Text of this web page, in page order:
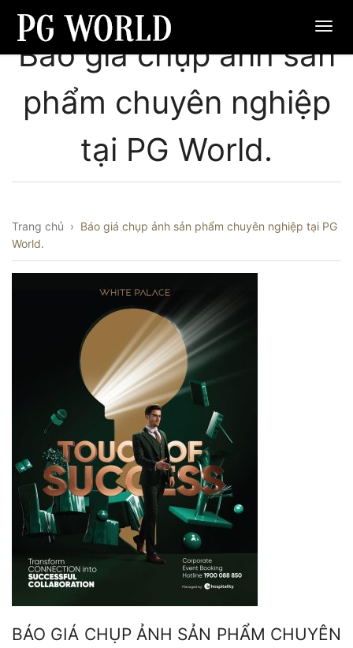
Báo giá chụp ảnh sản
phẩm chuyên nghiệp
tại PG World.
Trang chủ › Báo giá chụp ảnh sản phẩm chuyên nghiệp tại PG
World.
BÁO GIÁ CHỤP ẢNH SẢN PHẨM CHUYÊN